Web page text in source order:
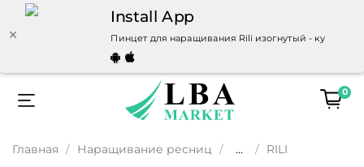
Install App
Пинцет для наращивания Rili изогнутый - купить
0
Главная Наращивание ресниц ... RILI